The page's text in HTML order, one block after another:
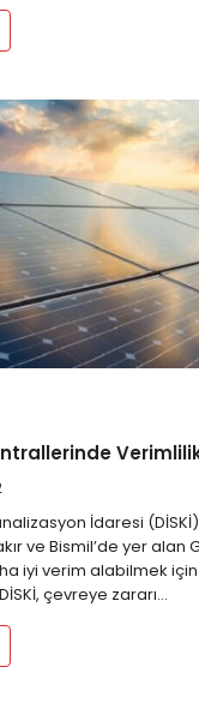
İdaresi
ve Bismil’de yer alan
iyi verim alabilmek
çevreye zararı…